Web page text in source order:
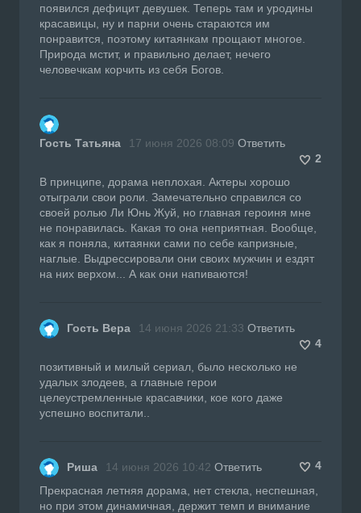
появился дефицит девушек. Теперь там и уродины
красавицы, ну и парни очень стараются им
понравится, поэтому китаянкам прощают многое.
Природа мстит, и правильно делает, нечего
человечкам корчить из себя Богов.
Гость Татьяна 17 июня 2026 08:09 Ответить
2
В принципе, дорама неплохая. Актеры хорошо
отыграли свои роли. Замечательно справился со
своей ролью Ли Юнь Жуй, но главная героиня мне
не понравилась. Какая то она неприятная. Вообще,
как я поняла, китаянки сами по себе капризные,
наглые. Выдрессировали они своих мужчин и ездят
на них верхом... А как они напиваются!
Гость Вера 14 июня 2026 21:33 Ответить
4
позитивный и милый сериал, было несколько не
удалых злодеев, а главные герои
целеустремленные красавчики, кое кого даже
успешно воспитали..
Риша 14 июня 2026 10:42 Ответить
4
Прекрасная летняя дорама, нет стекла, неспешная,
но при этом динамичная, держит темп и внимание